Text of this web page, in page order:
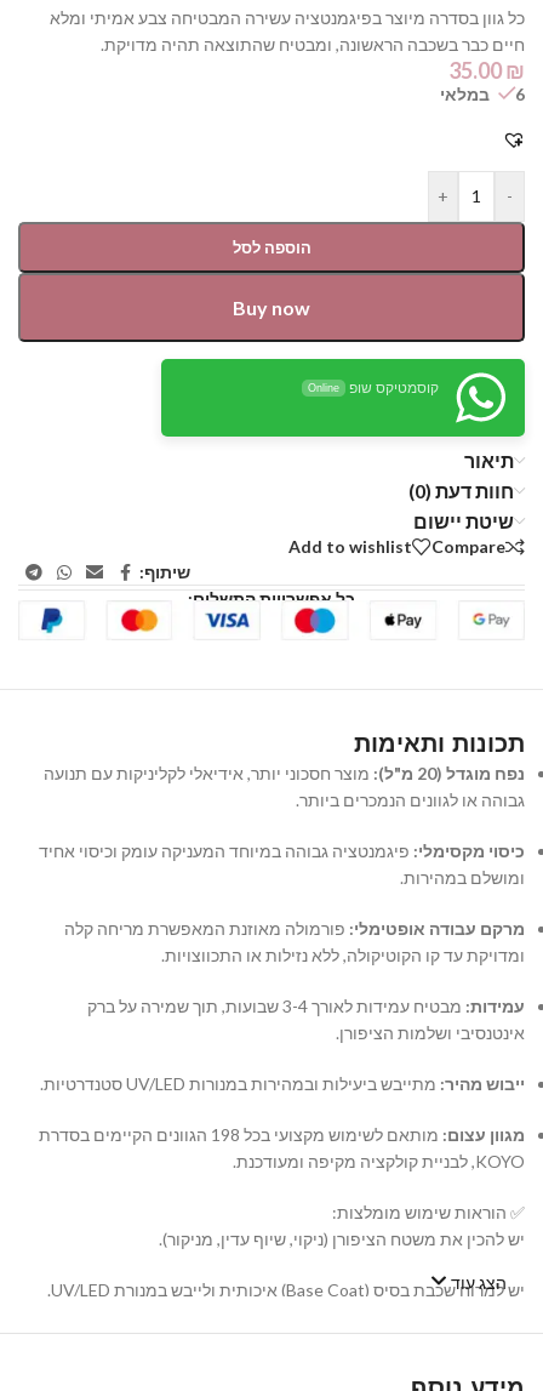
כל גוון בסדרה מיוצר בפיגמנטציה עשירה המבטיחה צבע אמיתי ומלא
חיים כבר בשכבה הראשונה, ומבטיח שהתוצאה תהיה מדויקת.
35.00₪
6 במלאי
-
+
הוספה לסל
Buy now
קוסמטיקס שופ Online
תיאור
חוות דעת (0)
שיטת יישום
Compare
Add to wishlist
שיתוף:
כל אפשרויות התשלום:
תכונות ותאימות
נפח מוגדל (20 מ"ל):
מוצר חסכוני יותר, אידיאלי לקליניקות עם תנועה
גבוהה או לגוונים הנמכרים ביותר.
כיסוי מקסימלי: פיגמנטציה גבוהה במיוחד המעניקה עומק וכיסוי אחיד
ומושלם במהירות.
מרקם עבודה אופטימלי: פורמולה מאוזנת המאפשרת מריחה קלה
ומדויקת עד קו הקוטיקולה, ללא נזילות או התכווצויות.
עמידות:
מבטיח עמידות לאורך 3-4 שבועות, תוך שמירה על ברק
אינטנסיבי ושלמות הציפורן.
ייבוש מהיר: מתייבש ביעילות ובמהירות במנורות UV/LED סטנדרטיות.
מגוון עצום:
מותאם לשימוש מקצועי בכל 198 הגוונים הקיימים בסדרת
KOYO, לבניית קולקציה מקיפה ומעודכנת.
✅ הוראות שימוש מומלצות:
יש להכין את משטח הציפורן (ניקוי, שיוף עדין, מניקור).
יש למרוח שכבת בסיס (Base Coat) איכותית ולייבש במנורת UV/LED.
יש למרוח שכבה דקה ואחידה של לק ג'ל KOYO ולייבש במנורה. במידת
הצג עוד